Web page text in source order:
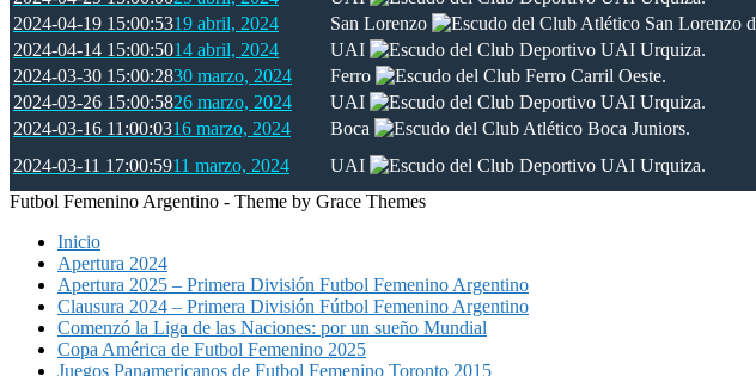
2024-04-19 15:00:5319 abril, 2024 San Lorenzo
2024-04-14 15:00:5014 abril, 2024 UAI
2024-03-30 15:00:2830 marzo, 2024 Ferro
2024-03-26 15:00:5826 marzo, 2024 UAI
2024-03-16 11:00:0316 marzo, 2024 Boca
2024-03-11 17:00:5911 marzo, 2024 UAI
Futbol Femenino Argentino - Theme by Grace Themes
Inicio
Apertura 2024
Apertura 2025 – Primera División Futbol Femenino Argentino
Clausura 2024 – Primera División Fútbol Femenino Argentino
Comenzó la Liga de las Naciones: por un sueño Mundial
Copa América de Futbol Femenino 2025
Juegos Panamericanos de Futbol Femenino Toronto 2015